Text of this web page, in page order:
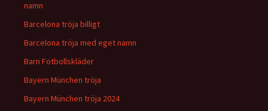
namn
Barcelona tröja billigt
Barcelona tröja med eget namn
Barn Fotbollskläder
Bayern München tröja
Bayern München tröja 2024